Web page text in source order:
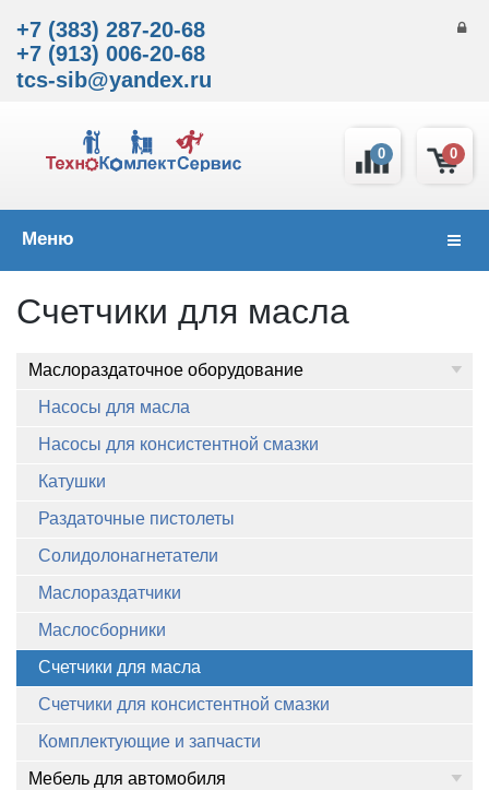
+7 (383) 287-20-68
+7 (913) 006-20-68
tcs-sib@yandex.ru
0
0
Меню
Счетчики для масла
Маслораздаточное оборудование
Насосы для масла
Насосы для консистентной смазки
Катушки
Раздаточные пистолеты
Солидолонагнетатели
Маслораздатчики
Маслосборники
Счетчики для масла
Счетчики для консистентной смазки
Комплектующие и запчасти
Мебель для автомобиля